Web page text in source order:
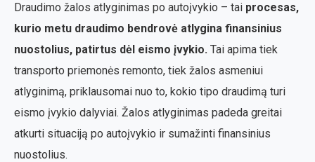
Draudimo žalos atlyginimas po autoįvykio – tai procesas,
kurio metu draudimo bendrovė atlygina finansinius
nuostolius, patirtus dėl eismo įvykio. Tai apima tiek
transporto priemonės remonto, tiek žalos asmeniui
atlyginimą, priklausomai nuo to, kokio tipo draudimą turi
eismo įvykio dalyviai. Žalos atlyginimas padeda greitai
atkurti situaciją po autoįvykio ir sumažinti finansinius
nuostolius.